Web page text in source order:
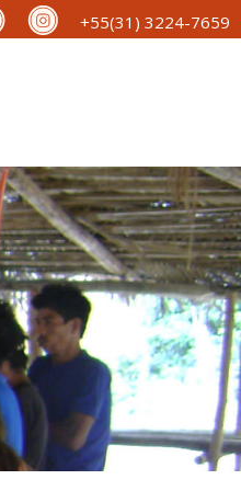
+55(31) 3224-7659